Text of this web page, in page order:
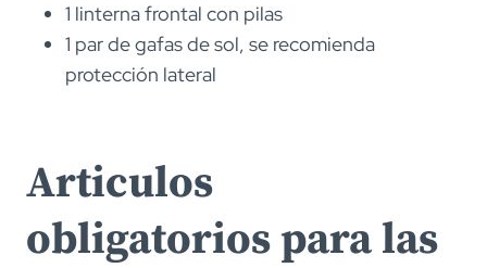
1 linterna frontal con pilas
1 par de gafas de sol, se recomienda
protección lateral
Articulos
obligatorios para las